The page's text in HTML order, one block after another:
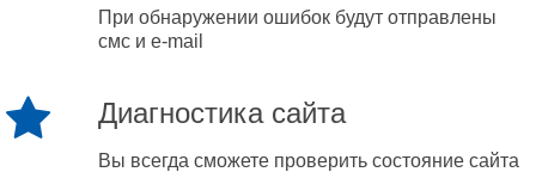
При обнаружении ошибок будут отправлены
смс и e-mail
Диагностика сайта
Вы всегда сможете проверить состояние сайта